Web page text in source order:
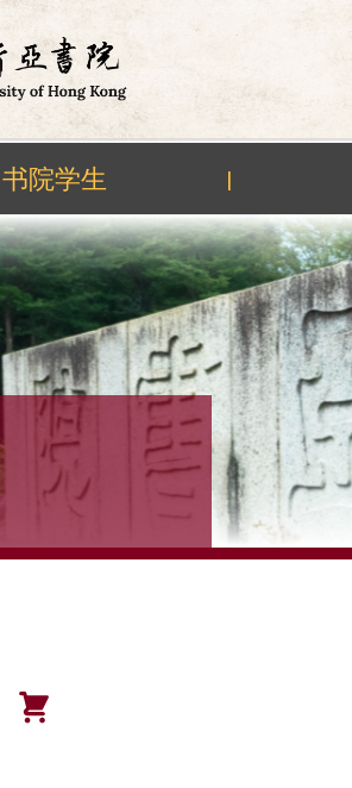
书院学生 |